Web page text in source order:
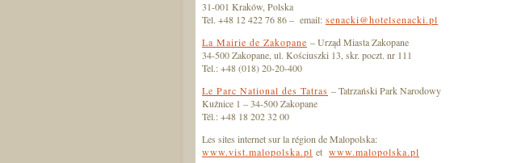
31-001 Kraków, Polska
Tel. +48 12 422 76 86 – email: senacki@hotelsenacki.pl
La Mairie de Zakopane – Urząd Miasta Zakopane
34-500 Zakopane, ul. Kościuszki 13, skr. poczt. nr 111
Tel.: +48 (018) 20-20-400
Le Parc National des Tatras – Tatrzański Park Narodowy
Kuźnice 1 – 34-500 Zakopane
Tél.: +48 18 202 32 00
Les sites internet sur la région de Malopolska:
www.vist.malopolska.pl et www.malopolska.pl